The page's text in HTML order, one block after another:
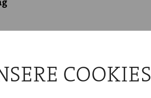
COOKIES
Tonaufnahmen